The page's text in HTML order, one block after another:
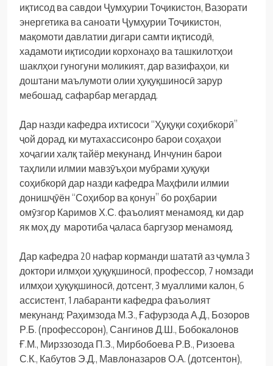
иқтисод ва савдои Ҷумҳурии Тоҷикистон, Вазорати
энергетика ва саноати Ҷумҳурии Тоҷикистон,
мақомоти давлатии дигари самти иқтисодӣ,
хадамоти иқтисодии корхонаҳо ва ташкилотҳои
шаклҳои гуногуни моликият, дар вазифаҳои, ки
доштани маълумоти олии ҳуқуқшиносӣ зарур
мебошад, сафарбар мегардад.
Дар назди кафедра ихтисоси “Ҳуқуқи соҳибкорӣ”
ҷой дорад, ки мутахассисонро барои соҳаҳои
хоҷагии халқ тайёр мекунанд. Инчунин барои
таҳлили илмии мавзӯъҳои мубрами ҳуқуқи
соҳибкорӣ дар назди кафедра Маҳфили илмии
донишҷӯён “Соҳибор ва қонун” бо роҳбарии
омӯзгор Каримов Х.С. фаъолият менамояд, ки дар
як моҳ ду маротиба ҷаласа баргузор менамояд.
Дар кафедра 20 нафар корманди шататӣ аз ҷумла 3
доктори илмҳои ҳуқуқшиносӣ, профессор, 7 номзади
илмҳои ҳуқуқшиносӣ, дотсент, 3 муаллими калон, 6
ассистент, 1 лабаранти кафедра фаъолият
мекунанд: Раҳимзода М.З., Ғафурзода А.Д., Бозоров
Р.Б. (профессорон), Сангинов Д.Ш., Бобокалонов
Ғ.М., Мирззозода П.З., Мирбобоева Р.В., Ризоева
С.К., Кабутов Э.Д., Мавлоназаров О.А. (дотсентон),